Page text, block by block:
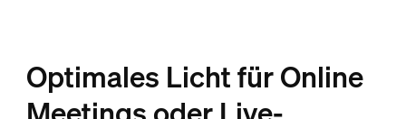
Optimales Licht für Online